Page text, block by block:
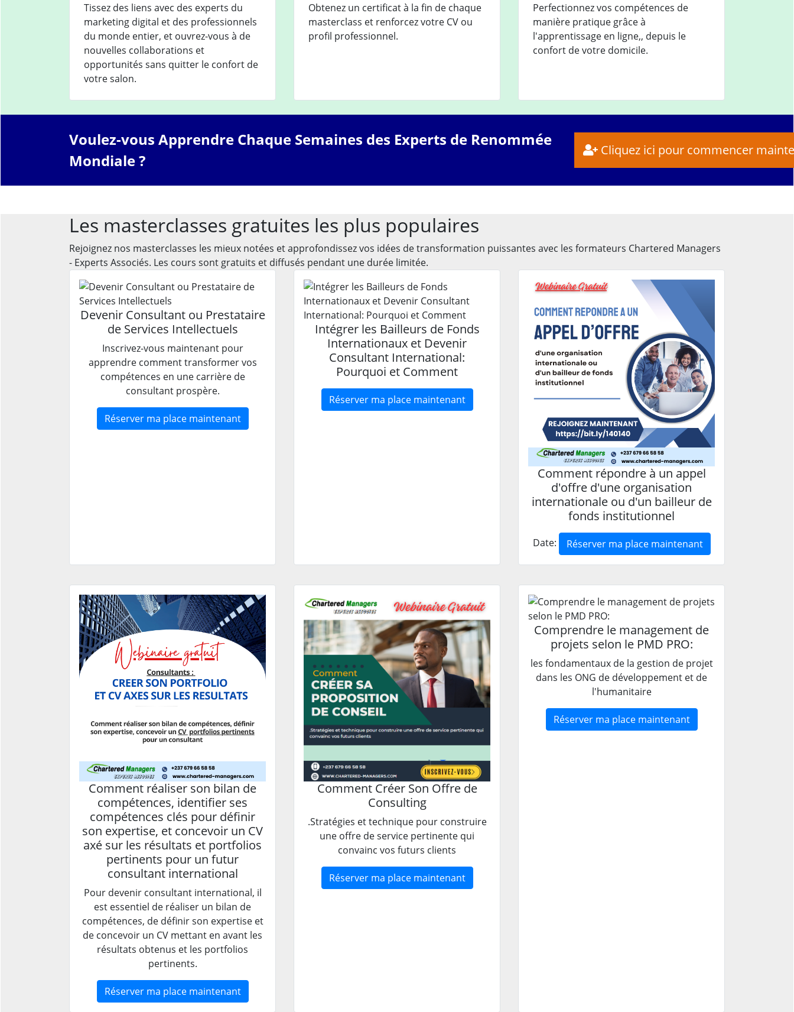
Tissez des liens avec des experts du
marketing digital et des professionnels
du monde entier, et ouvrez-vous à de
nouvelles collaborations et
opportunités sans quitter le confort de
votre salon.
Obtenez un certificat à la fin de chaque
masterclass et renforcez votre CV ou
profil professionnel.
Perfectionnez vos compétences de
manière pratique grâce à
l'apprentissage en ligne,, depuis le
confort de votre domicile.
Voulez-vous Apprendre Chaque Semaines des Experts de Renommée
Mondiale ?
Cliquez ici pour commencer
Les masterclasses gratuites les plus populaires
Rejoignez nos masterclasses les mieux notées et approfondissez vos idées de transformation puissantes avec les formateurs Chartered Managers
- Experts Associés. Les cours sont gratuits et diffusés pendant une durée limitée.
Devenir Consultant ou Prestataire
de Services Intellectuels
Inscrivez-vous maintenant pour
apprendre comment transformer vos
compétences en une carrière de
consultant prospère.
Réserver ma place maintenant
Intégrer les Bailleurs de Fonds
Internationaux et Devenir
Consultant International:
Pourquoi et Comment
Réserver ma place maintenant
Comment répondre à un appel
d'offre d'une organisation
internationale ou d'un bailleur de
fonds institutionnel
Date: Réserver ma place maintenant
Comment réaliser son bilan de
compétences, identifier ses
compétences clés pour définir
son expertise, et concevoir un CV
axé sur les résultats et portfolios
pertinents pour un futur
consultant international
Pour devenir consultant international, il
est essentiel de réaliser un bilan de
compétences, de définir son expertise et
de concevoir un CV mettant en avant les
résultats obtenus et les portfolios
pertinents.
Réserver ma place maintenant
Comment Créer Son Offre de
Consulting
.Stratégies et technique pour construire
une offre de service pertinente qui
convainc vos futurs clients
Réserver ma place maintenant
Comprendre le management de
projets selon le PMD PRO:
les fondamentaux de la gestion de projet
dans les ONG de développement et de
l'humanitaire
Réserver ma place maintenant